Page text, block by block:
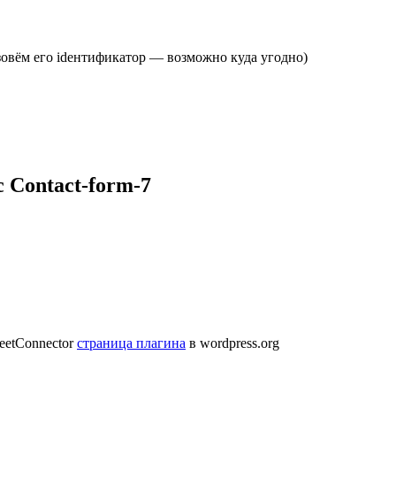
его idентификатор — возможно куда угодно)
Сontact-form-7
страница плагина в wordpress.org